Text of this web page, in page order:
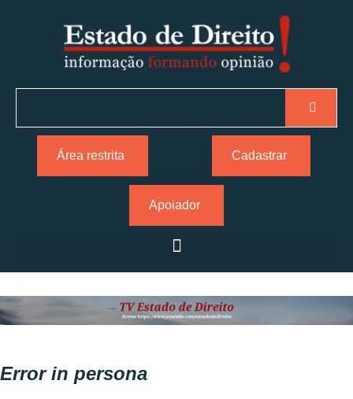
Área restrita Cadastrar
Apoiador
Error in persona